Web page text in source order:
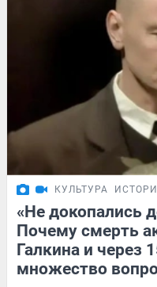
КУЛЬТУРА
«Не докопались
Почему смерть
Галкина и через
множество